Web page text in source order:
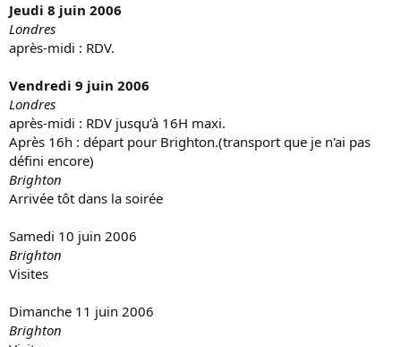
Jeudi 8 juin 2006
Londres
après-midi : RDV.
Vendredi 9 juin 2006
Londres
après-midi : RDV jusqu'à 16H maxi.
Après 16h : départ pour Brighton.(transport que je n'ai pas
défini encore)
Brighton
Arrivée tôt dans la soirée
Samedi 10 juin 2006
Brighton
Visites
Dimanche 11 juin 2006
Brighton